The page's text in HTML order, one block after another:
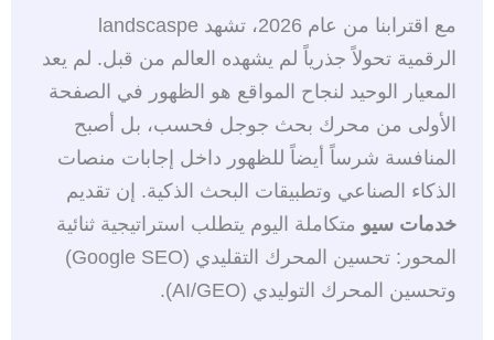
مع اقترابنا من عام 2026، تشهد landscaspe
الرقمية تحولاً جذرياً لم يشهده العالم من قبل. لم يعد
المعيار الوحيد لنجاح المواقع هو الظهور في الصفحة
الأولى من محرك بحث جوجل فحسب، بل أصبح
المنافسة شرساً أيضاً للظهور داخل إجابات منصات
الذكاء الصناعي وتطبيقات البحث الذكية. إن تقديم
خدمات سيو متكاملة اليوم يتطلب استراتيجية ثنائية
المحور: تحسين المحرك التقليدي (Google SEO)
وتحسين المحرك التوليدي (AI/GEO).